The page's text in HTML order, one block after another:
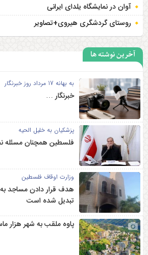
آوان در نمایشگاه یلدای ایرانی
روستای گردشگری هیروی+تصاویر
آخرین نوشته ها
به بهانه 17 مرداد روز خبرنگار
خبرنگار …
پزشکیان به خلیل الحیه
فلسطین همچنان
وزارت اوقاف فلسطین
هدف قرار دادن مساجد به
تبدیل شده است
پاوه ملقب به شهر هزار